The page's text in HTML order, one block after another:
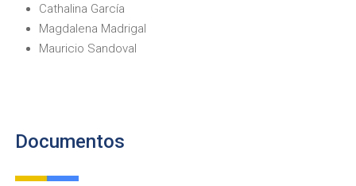
Cathalina García
Magdalena Madrigal
Mauricio Sandoval
Documentos